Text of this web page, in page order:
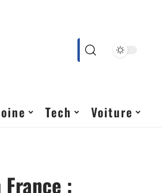
Tech Voiture
France :